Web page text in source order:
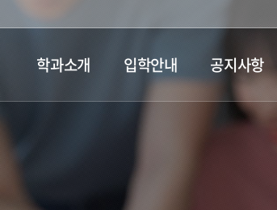
학과소개 입학안내 공지사항